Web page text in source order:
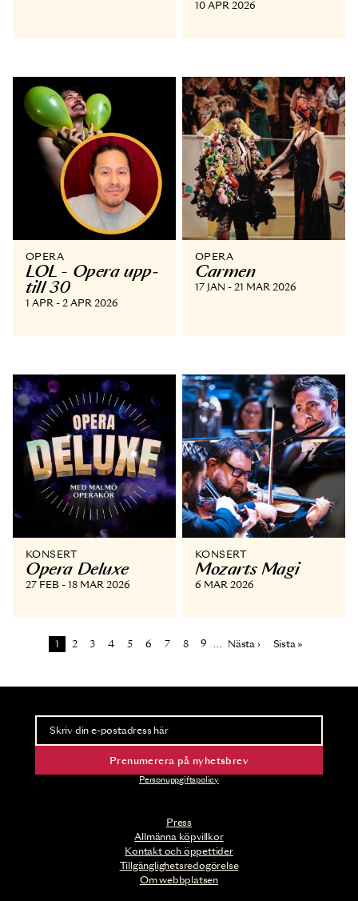
10 APR 2026
OPERA
LOL - Opera upp­
till 30
1 APR - 2 APR 2026
OPERA
Carmen
17 JAN - 21 MAR 2026
KONSERT
Opera Deluxe
27 FEB - 18 MAR 2026
KONSERT
Mozarts Magi
6 MAR 2026
PagineringSida
1 Sida
2 Sida
3 Sida
4 Sida
5 Sida
6 Sida
7 Sida
8 Sida
9 … Nästa sida
Nästa › Sista sidan
Sista »
Press
Allmänna köpvillkor
Kontakt och öppettider
Tillgänglighetsredogörelse
Om webbplatsen
Nyhetsbrev
Ta del av förhandsinformation och biljettsläpp.
Prenumerera på nyhetsbrev
Personuppgiftspolicy